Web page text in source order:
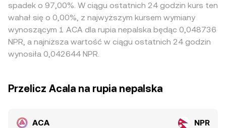
spadek o 97,00%. W ciągu ostatnich 24 godzin kurs ten
wahał się o 0,00%, z najwyższym kursem wymiany
wynoszącym 1 ACA dla rupia nepalska będąc 0,048736
NPR, a najniższa wartość w ciągu ostatnich 24 godzin
wynosiła 0,042644 NPR.
Przelicz Acala na rupia nepalska
ACA NPR